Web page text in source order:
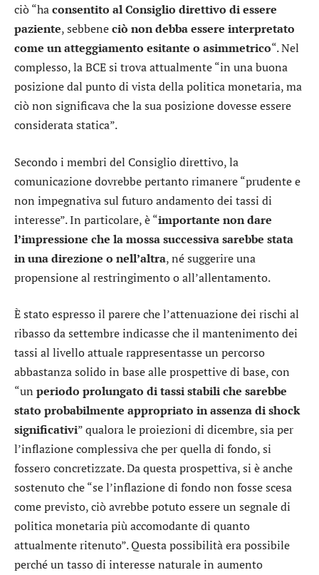
ciò “haconsentito al Consiglio direttivo di essere
paziente, sebbeneciò non debba essere interpretato
come un atteggiamento esitante o asimmetrico“. Nel
complesso, la BCE si trova attualmente “in una buona
posizione dal punto di vista della politica monetaria, ma
ciò non significava che la sua posizione dovesse essere
considerata statica”.
Secondo i membri del Consiglio direttivo, la
comunicazione dovrebbe pertanto rimanere “prudente e
non impegnativa sul futuro andamento dei tassi di
interesse”. In particolare, è “importante non dare
l’impressione che la mossa successiva sarebbe stata
in una direzione o nell’altra, né suggerire una
propensione al restringimento o all’allentamento.
È stato espresso il parere che l’attenuazione dei rischi al
ribasso da settembre indicasse che il mantenimento dei
tassi al livello attuale rappresentasse un percorso
abbastanza solido in base alle prospettive di base, con
“un periodo prolungato di tassi stabili che sarebbe
stato probabilmente appropriato in assenza di shock
significativi” qualora le proiezioni di dicembre, sia per
l’inflazione complessiva che per quella di fondo, si
fossero concretizzate. Da questa prospettiva, si è anche
sostenuto che “se l’inflazione di fondo non fosse scesa
come previsto, ciò avrebbe potuto essere un segnale di
politica monetaria più accomodante di quanto
attualmente ritenuto”. Questa possibilità era possibile
perché un tasso di interesse naturale in aumento